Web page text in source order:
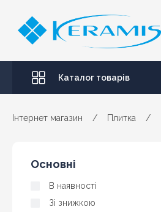
Каталог товарів
Інтернет магазин / Плитка /
Основні
В наявності
Зі знижкою